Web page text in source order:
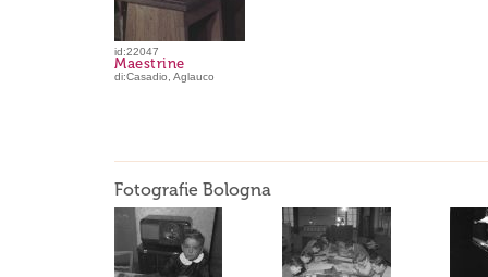
id:22047
Maestrine
di:Casadio, Aglauco
Fotografie Bologna